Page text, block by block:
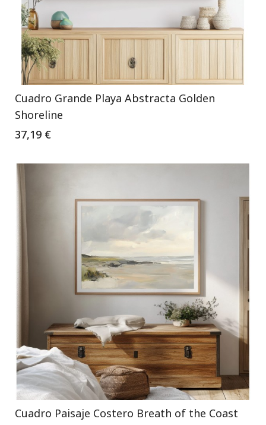
Cuadro Grande Playa Abstracta Golden
Shoreline
37,19 €
Cuadro Paisaje Costero Breath of the Coast